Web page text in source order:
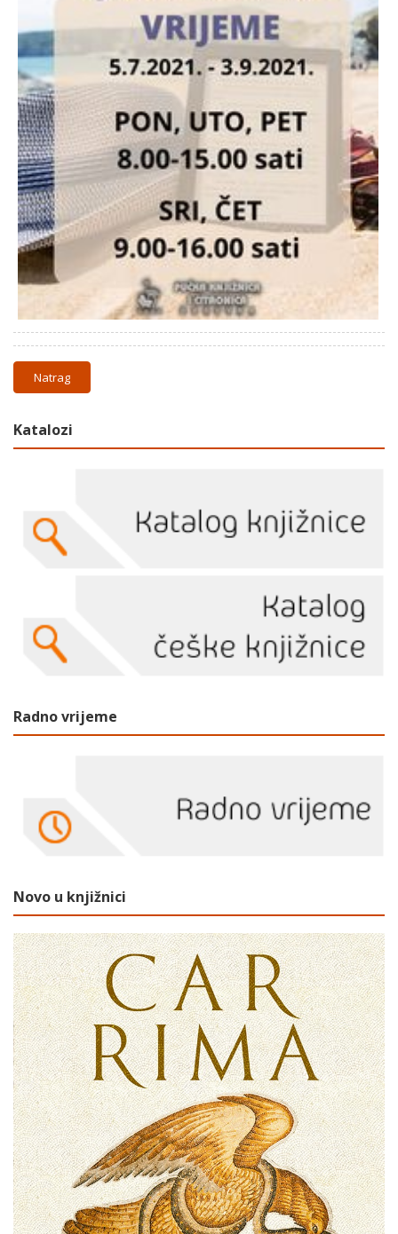
Natrag
Katalozi
Radno vrijeme
Novo u knjižnici